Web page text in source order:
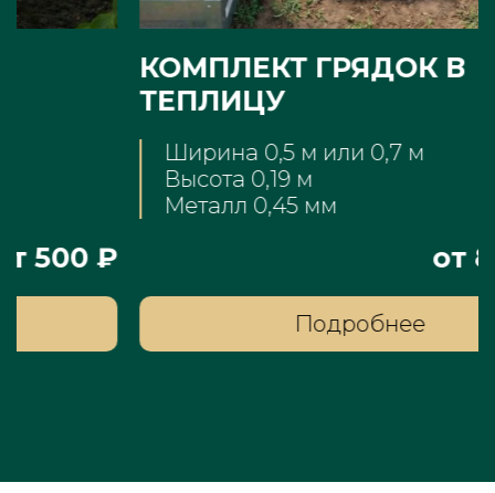
КОМПЛЕКТ ГРЯДОК В
ТЕПЛИЦУ
Ширина 0,5 м или 0,7 м
Высота 0,19 м
Металл 0,45 мм
от 8400 ₽
Подробнее